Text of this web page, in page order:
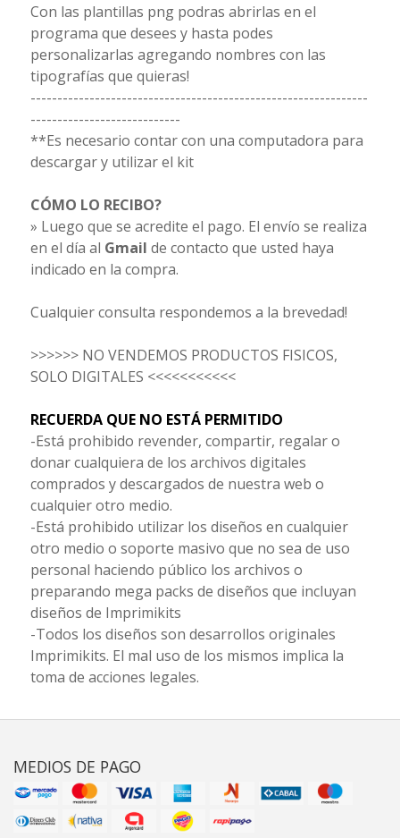
Con las plantillas png podras abrirlas en el
programa que desees y hasta podes
personalizarlas agregando nombres con las
tipografías que quieras!
---------------------------------------------------------------
----------------------------
**Es necesario contar con una computadora para
descargar y utilizar el kit
CÓMO LO RECIBO?
» Luego que se acredite el pago. El envío se realiza
en el día al Gmail de contacto que usted haya
indicado en la compra.
Cualquier consulta respondemos a la brevedad!
>>>>>> NO VENDEMOS PRODUCTOS FISICOS,
SOLO DIGITALES <<<<<<<<<<<
RECUERDA QUE NO ESTÁ PERMITIDO
-Está prohibido revender, compartir, regalar o
donar cualquiera de los archivos digitales
comprados y descargados de nuestra web o
cualquier otro medio.
-Está prohibido utilizar los diseños en cualquier
otro medio o soporte masivo que no sea de uso
personal haciendo público los archivos o
preparando mega packs de diseños que incluyan
diseños de Imprimikits
-Todos los diseños son desarrollos originales
Imprimikits. El mal uso de los mismos implica la
toma de acciones legales.
MEDIOS DE PAGO